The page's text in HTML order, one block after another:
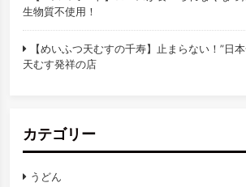
生物質不使用！
【めいふつ天むすの千寿】止まらない！”日
天むす発祥の店
カテゴリー
うどん